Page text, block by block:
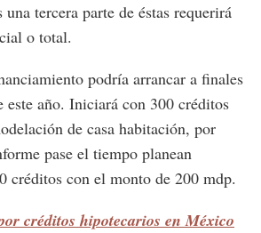
tercera parte de éstas requerirá
o total.
podría arrancar a finales
este año. Iniciará con 300 créditos
de casa habitación, por
pase el tiempo planean
créditos con el monto de 200 mdp.
créditos hipotecarios en México